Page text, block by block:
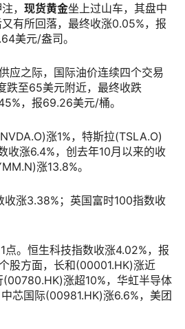
， 现货黄金坐上过山车，其盘中
有所回落，最终收涨0.05%，报
美元/盎司。
应之际，国际油价连续四个交易
跌至65美元附近，最终收跌
，报69.26美元/桶。
涨1%，特斯拉(TSLA.O)
收涨6.4%，创去年10月以来的收
涨13.8%。
涨3.38%；英国富时100指数收
。恒生科技指数收涨4.02%，报
股方面，长和(00001.HK)涨近
涨超10%，华虹半导体
芯国际(00981.HK)涨6.6%，美团